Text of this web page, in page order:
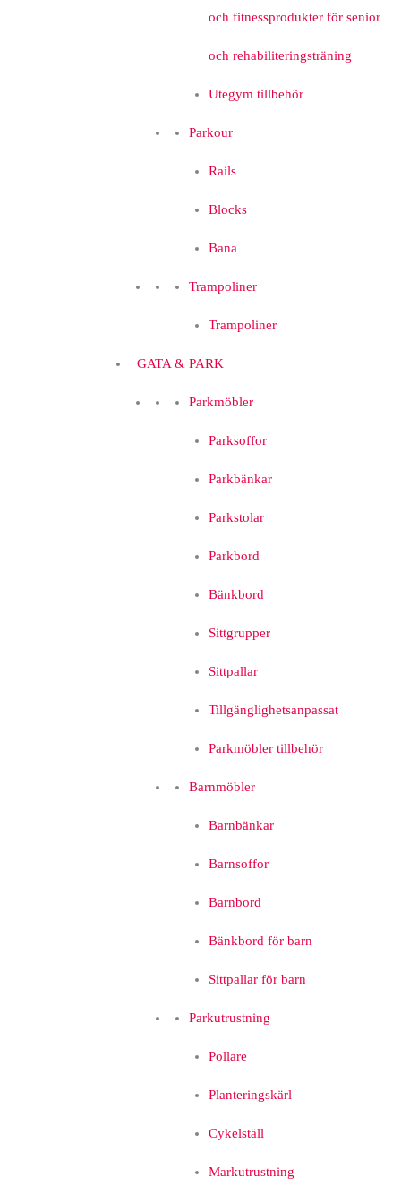
och fitnessprodukter för senior
och rehabiliteringsträning
Utegym tillbehör
Parkour
Rails
Blocks
Bana
Trampoliner
Trampoliner
GATA & PARK
Parkmöbler
Parksoffor
Parkbänkar
Parkstolar
Parkbord
Bänkbord
Sittgrupper
Sittpallar
Tillgänglighetsanpassat
Parkmöbler tillbehör
Barnmöbler
Barnbänkar
Barnsoffor
Barnbord
Bänkbord för barn
Sittpallar för barn
Parkutrustning
Pollare
Planteringskärl
Cykelställ
Markutrustning